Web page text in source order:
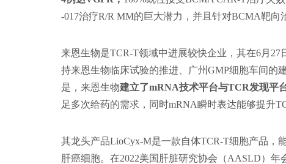
-017治疗R/R MM的巨大潜力，并且针对BCMA靶向
来恩生物是TCR-T领域中进展较快企业，其在6月
持来恩生物临床试验的推进、广州GMP细胞车间的
是，来恩生物建立了mRNA技术平台与TCR发现平
足多次给药的需求，同时mRNA瞬时表达能够提升
其龙头产品LioCyx-M是一款自体TCR-T细胞产品，
肝癌细胞。在2022美国肝脏研究协会（AASLD）